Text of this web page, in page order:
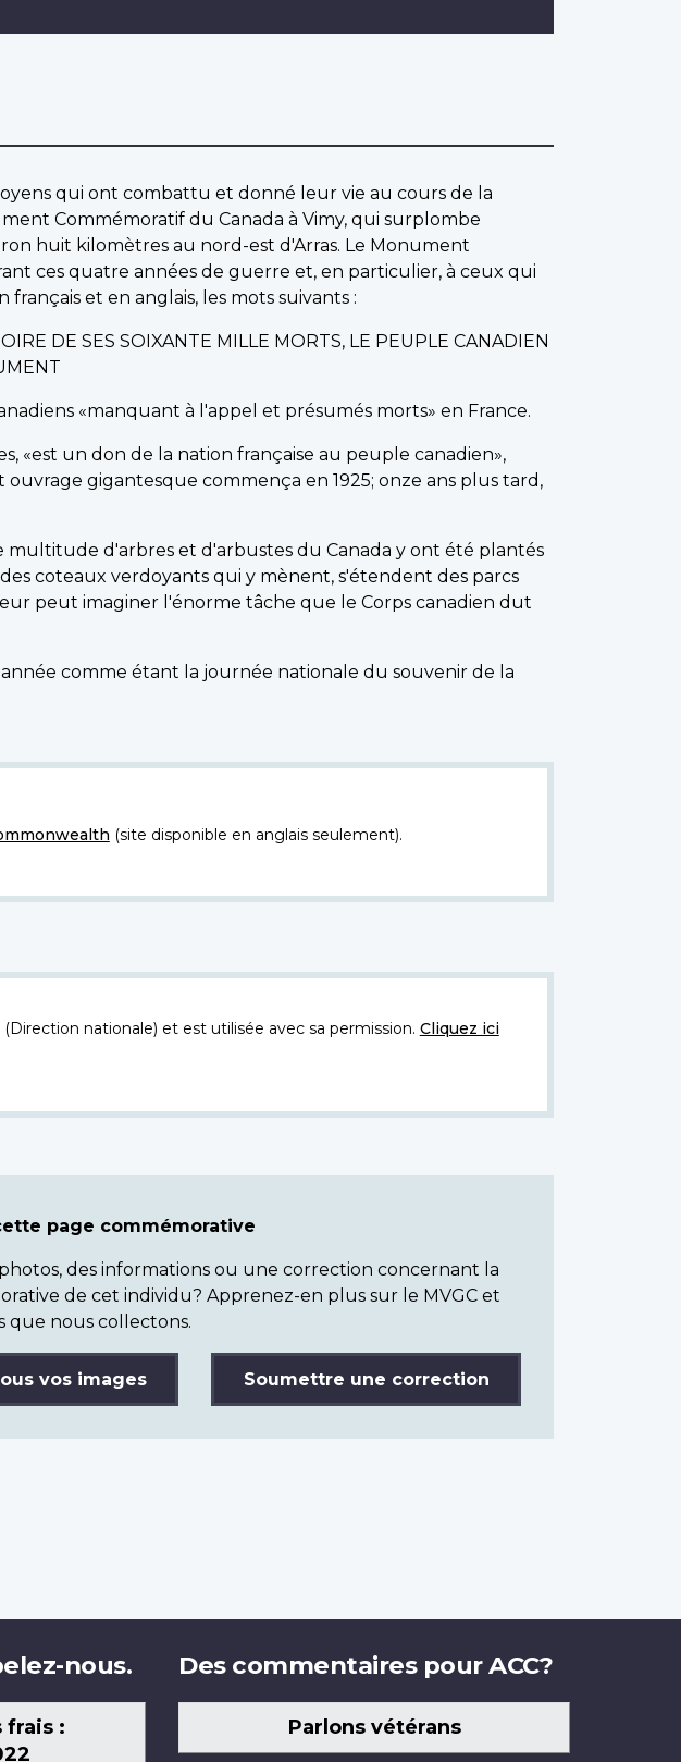
qui ont combattu et donné leur vie au cours de la
Commémoratif du Canada à Vimy, qui surplombe
huit kilomètres au nord-est d'Arras. Le Monument
ces quatre années de guerre et, en particulier, à ceux qui
et en anglais, les mots suivants :
DE SES SOIXANTE MILLE MORTS, LE PEUPLE CANADIEN
«manquant à l'appel et présumés morts» en France.
«est un don de la nation française au peuple canadien»,
gigantesque commença en 1925; onze ans plus tard,
d'arbres et d'arbustes du Canada y ont été plantés
coteaux verdoyants qui y mènent, s'étendent des parcs
peut imaginer l'énorme tâche que le Corps canadien dut
comme étant la journée nationale du souvenir de la
(site disponible en anglais seulement).
nationale) et est utilisée avec sa permission. Cliquez ici
page commémorative
des informations ou une correction concernant la
de cet individu? Apprenez-en plus sur le MVGC et
que nous collectons.
vos images Soumettre une correction
nous.
frais :
Des commentaires pour ACC?
Parlons vétérans